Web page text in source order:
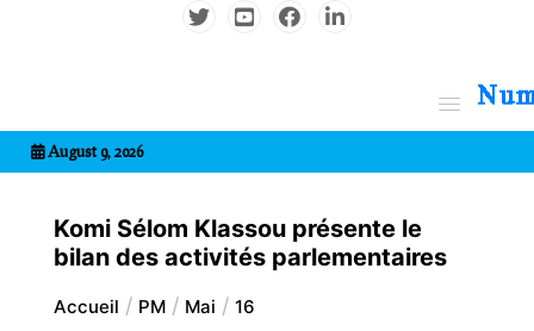
August 9, 2026
Komi Sélom Klassou présente le
bilan des activités parlementaires
Accueil PM Mai 16